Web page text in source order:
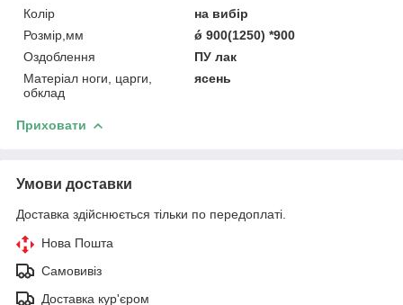
Колір
на вибір
Розмір,мм
ǿ 900(1250) *900
Оздоблення
ПУ лак
Матеріал ноги, царги,
обклад
ясень
Приховати
Умови доставки
Доставка здійснюється тільки по передоплаті.
Нова Пошта
Самовивіз
Доставка кур'єром